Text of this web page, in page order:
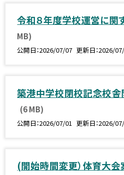
令和８年度学校運営に関
MB)
公開日 2026/07/07 更新日 2026/
築港中学校閉校記念校舎
(6 MB)
公開日 2026/07/01 更新日 2026/
(開始時間変更）体育大会